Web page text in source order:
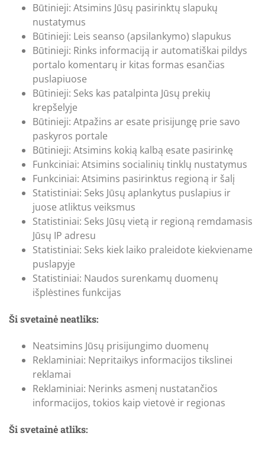
Būtinieji: Atsimins Jūsų pasirinktų slapukų
nustatymus
Būtinieji: Leis seanso (apsilankymo) slapukus
Būtinieji: Rinks informaciją ir automatiškai pildys
portalo komentarų ir kitas formas esančias
puslapiuose
Būtinieji: Seks kas patalpinta Jūsų prekių
krepšelyje
Būtinieji: Atpažins ar esate prisijungę prie savo
paskyros portale
Būtinieji: Atsimins kokią kalbą esate pasirinkę
Funkciniai: Atsimins socialinių tinklų nustatymus
Funkciniai: Atsimins pasirinktus regioną ir šalį
Statistiniai: Seks Jūsų aplankytus puslapius ir
juose atliktus veiksmus
Statistiniai: Seks Jūsų vietą ir regioną remdamasis
Jūsų IP adresu
Statistiniai: Seks kiek laiko praleidote kiekviename
puslapyje
Statistiniai: Naudos surenkamų duomenų
išplėstines funkcijas
Ši svetainė neatliks:
Neatsimins Jūsų prisijungimo duomenų
Reklaminiai: Nepritaikys informacijos tikslinei
reklamai
Reklaminiai: Nerinks asmenį nustatančios
informacijos, tokios kaip vietovė ir regionas
Ši svetainė atliks: